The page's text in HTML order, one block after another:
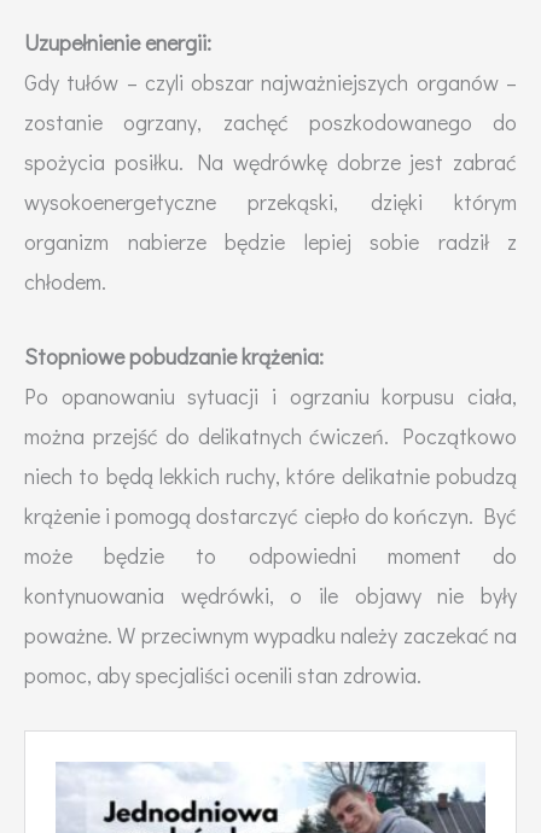
Uzupełnienie energii:
Gdy tułów – czyli obszar najważniejszych organów –
zostanie ogrzany, zachęć poszkodowanego do
spożycia posiłku. Na wędrówkę dobrze jest zabrać
wysokoenergetyczne przekąski, dzięki którym
organizm nabierze będzie lepiej sobie radził z
chłodem.
Stopniowe pobudzanie krążenia:
Po opanowaniu sytuacji i ogrzaniu korpusu ciała,
można przejść do delikatnych ćwiczeń. Początkowo
niech to będą lekkich ruchy, które delikatnie pobudzą
krążenie i pomogą dostarczyć ciepło do kończyn. Być
może będzie to odpowiedni moment do
kontynuowania wędrówki, o ile objawy nie były
poważne. W przeciwnym wypadku należy zaczekać na
pomoc, aby specjaliści ocenili stan zdrowia.